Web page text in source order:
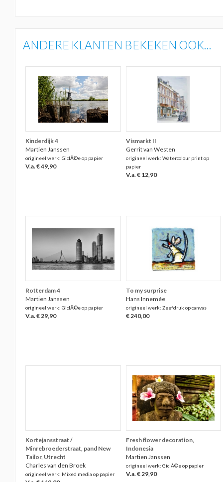
ANDERE KLANTEN BEKEKEN OOK...
Kinderdijk 4
Martien Janssen
origineel werk: GiclÃ©e op papier
V.a. € 49,90
Vismarkt II
Gerrit van Westen
origineel werk: Watercolour print op
papier
V.a. € 12,90
Rotterdam 4
Martien Janssen
origineel werk: GiclÃ©e op papier
V.a. € 29,90
To my surprise
Hans Innemée
origineel werk: Zeefdruk op canvas
€ 240,00
Kortejansstraat /
Minrebroederstraat, pand New
Tailor, Utrecht
Charles van den Broek
origineel werk: Mixed media op papier
Fresh flower decoration,
Indonesia
Martien Janssen
origineel werk: GiclÃ©e op papier
V.a. € 29,90